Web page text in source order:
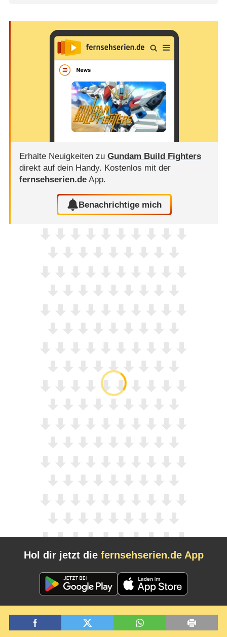
Erhalte Neuigkeiten zu Gundam Build Fighters
direkt auf dein Handy. Kostenlos mit der
fernsehserien.deApp.
Benachrichtige mich
Hol dir jetzt die fernsehserien.de App